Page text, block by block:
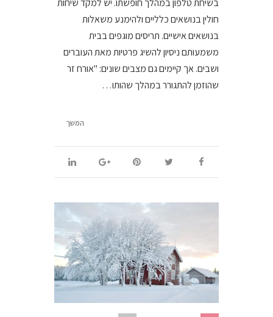
בשיחת טלפון במהלך חופשתו. יש למקד שיחות
חולין בנושאים כלליים ולהימנע משאלות
בנושאים אישיים. תריסים מוגפים בבית
משמעותם ניסיון להשיג פרטיות מאת העוברים
ושבים. אך קיימים גם מצבים שונים: "אורח זר
שהוזמן להתגורר במהלך שהותו…
המשך